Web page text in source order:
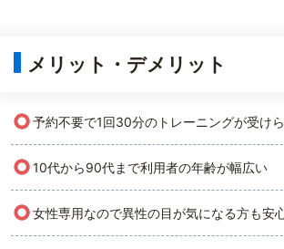
メリット・デメリット
○予約不要で1回30分のトレーニングが受け
○10代から90代まで利用者の年齢が幅広い
○女性専用なので異性の目が気になる方も安